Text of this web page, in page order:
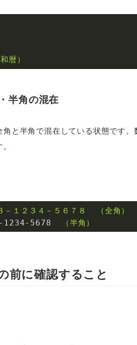
和暦）
半角の混在
角と半角で混在している状態です
－１２３４－５６７８
（全角）
-1234-5678 （半角）
前に確認すること